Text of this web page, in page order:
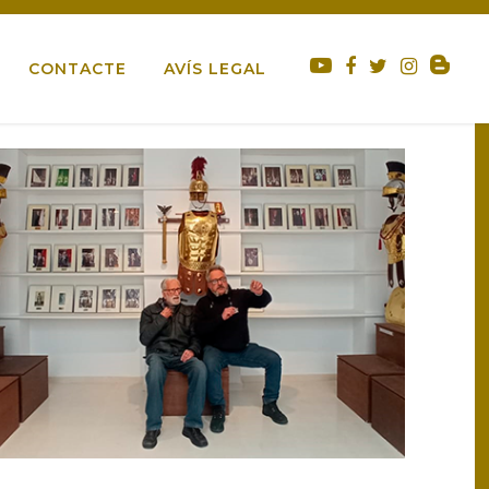
CONTACTE AVÍS LEGAL
PARTICIPACIÓ